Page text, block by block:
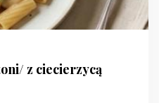
z ciecierzycą